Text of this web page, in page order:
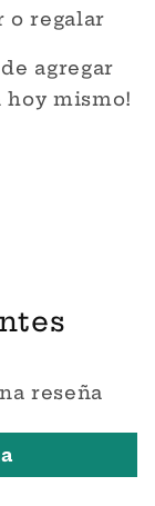
o regalar
agregar
hoy mismo!
reseña